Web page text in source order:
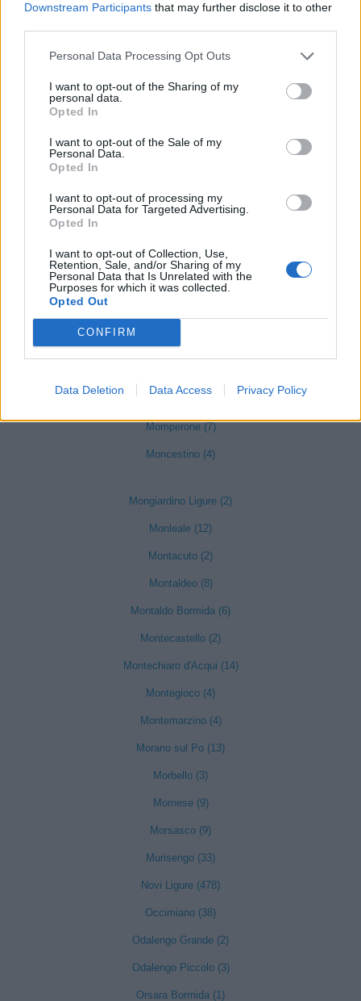
Downstream Participants that may further disclose it to other
Personal Data Processing Opt Outs
I want to opt-out of the Sharing of my
personal data.
Opted In
I want to opt-out of the Sale of my
Personal Data.
Opted In
I want to opt-out of processing my
Personal Data for Targeted Advertising.
Opted In
I want to opt-out of Collection, Use,
Retention, Sale, and/or Sharing of my
Personal Data that Is Unrelated with the
Purposes for which it was collected.
Opted Out
CONFIRM
Data Deletion Data Access Privacy Policy
Giarole (7)
Isola Sant'Antonio (6)
Malvicino (2)
Melazzo (11)
Merana (3)
Mirabello Monferrato (24)
Molare (12)
Mombello Monferrato (11)
Momperone (7)
Moncestino (4)
Mongiardino Ligure (2)
Monleale (12)
Montacuto (2)
Montaldeo (8)
Montaldo Bormida (6)
Montecastello (2)
Montechiaro d'Acqui (14)
Montegioco (4)
Montemarzino (4)
Morano sul Po (13)
Morbello (3)
Mornese (9)
Morsasco (9)
Murisengo (33)
Novi Ligure (478)
Occimiano (38)
Odalengo Grande (2)
Odalengo Piccolo (3)
Orsara Bormida (1)